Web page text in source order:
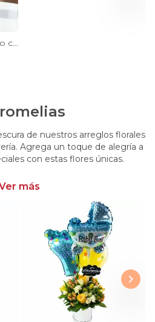
Antonia en Ánfora - florero con 9 rosas lila e hypericum
de nuestros arreglos florales
Agrega un toque de alegría a
con estas flores únicas.
más